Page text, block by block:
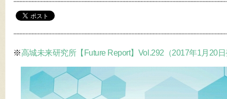
※高城未来研究所【Future Report】Vol.292（2017年1月20